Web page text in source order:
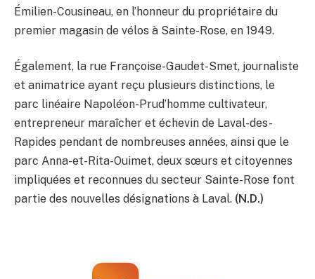
Émilien-Cousineau, en l’honneur du propriétaire du
premier magasin de vélos à Sainte-Rose, en 1949.
Également, la rue Françoise-Gaudet-Smet, journaliste
et animatrice ayant reçu plusieurs distinctions, le
parc linéaire Napoléon-Prud’homme cultivateur,
entrepreneur maraîcher et échevin de Laval-des-
Rapides pendant de nombreuses années, ainsi que le
parc Anna-et-Rita-Ouimet, deux sœurs et citoyennes
impliquées et reconnues du secteur Sainte-Rose font
partie des nouvelles désignations à Laval. (N.D.)